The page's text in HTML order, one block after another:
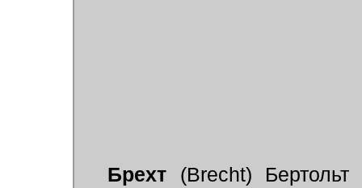
Брехт (Brecht)